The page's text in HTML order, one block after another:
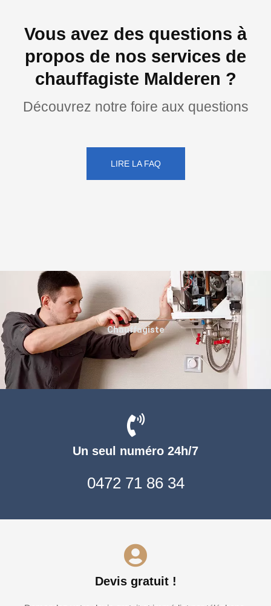
Vous avez des questions à
propos de nos services de
chauffagiste Malderen ?
Découvrez notre foire aux questions
LIRE LA FAQ
Un seul numéro 24h/7
0472 71 86 34
Devis gratuit !
Chauffagiste